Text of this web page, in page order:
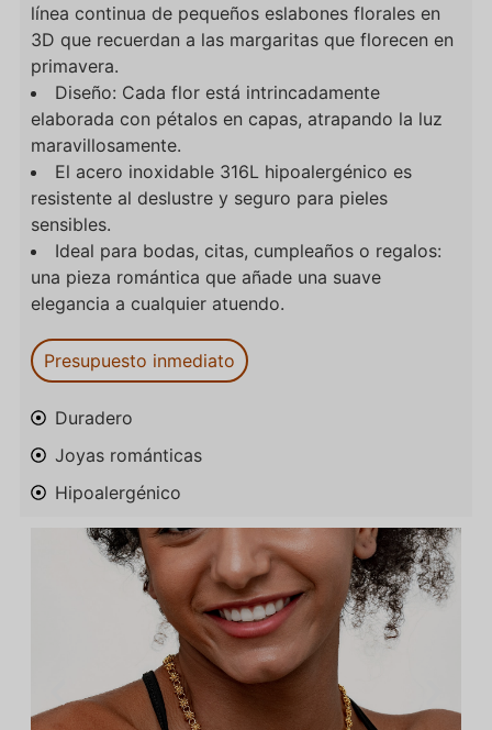
línea continua de pequeños eslabones florales en
3D que recuerdan a las margaritas que florecen en
primavera.
Diseño: Cada flor está intrincadamente
elaborada con pétalos en capas, atrapando la luz
maravillosamente.
El acero inoxidable 316L hipoalergénico es
resistente al deslustre y seguro para pieles
sensibles.
Ideal para bodas, citas, cumpleaños o regalos:
una pieza romántica que añade una suave
elegancia a cualquier atuendo.
Presupuesto inmediato
Duradero
Joyas románticas
Hipoalergénico